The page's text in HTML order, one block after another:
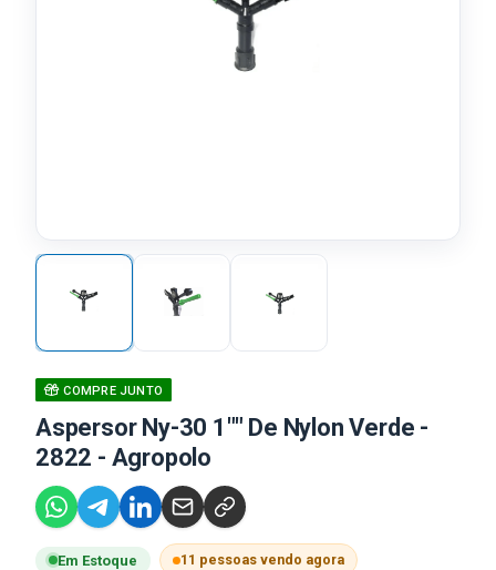
COMPRE JUNTO
Aspersor Ny-30 1"" De Nylon Verde -
2822 - Agropolo
Em Estoque 11 pessoas vendo agora